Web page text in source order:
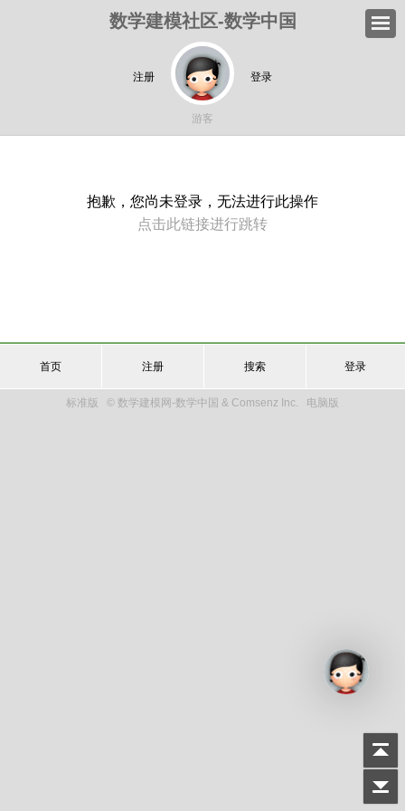
数学建模社区-数学中国
注册 登录
游客
抱歉，您尚未登录，无法进行此操作
点击此链接进行跳转
首页 注册 搜索 登录
标准版 © 数学建模网-数学中国 & Comsenz Inc. 电脑版